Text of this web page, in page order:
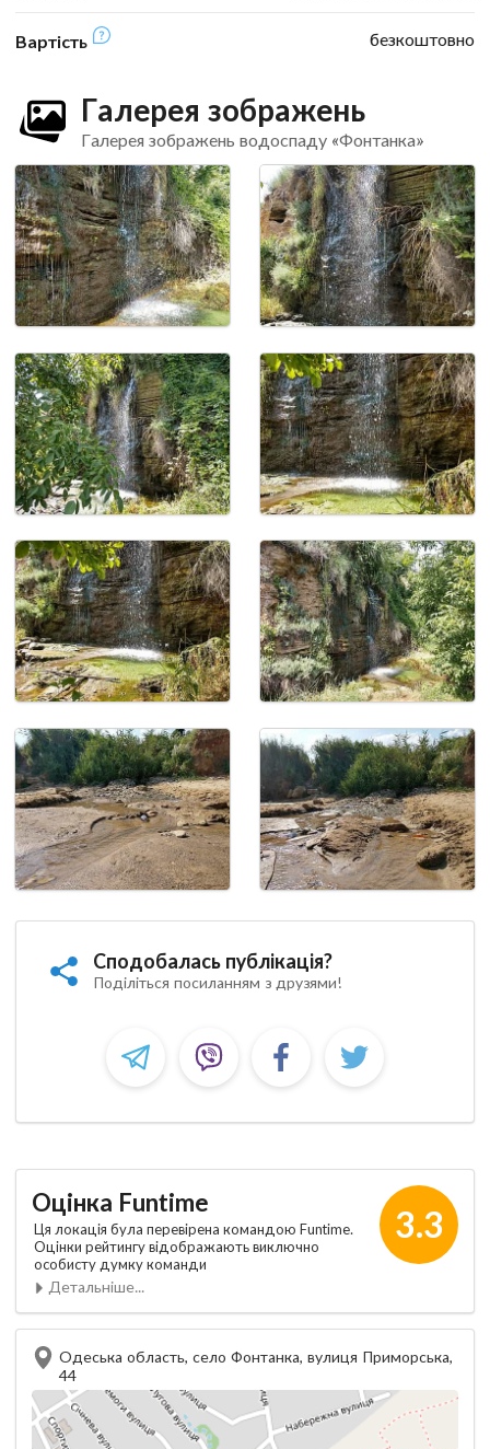
Вартість безкоштовно
Галерея зображень
Галерея зображень водоспаду «Фонтанка»
Сподобалась публікація?
Поділіться посиланням з друзями!
3.3
Оцінка Funtime
Ця локація була перевірена командою Funtime.
Оцінки рейтингу відображають виключно
особисту думку команди
Детальніше...
Одеська область, село Фонтанка, вулиця Приморська,
44